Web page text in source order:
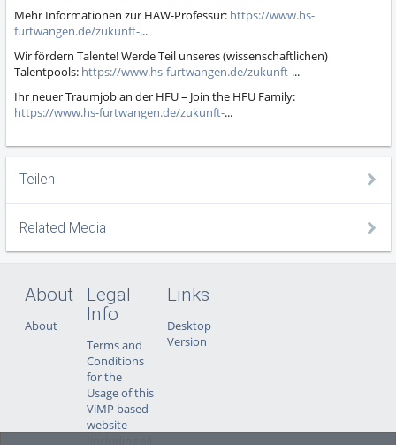
Mehr Informationen zur HAW-Professur: https://www.hs-
furtwangen.de/zukunft-...
Wir fördern Talente! Werde Teil unseres (wissenschaftlichen)
Talentpools: https://www.hs-furtwangen.de/zukunft-...
Ihr neuer Traumjob an der HFU – Join the HFU Family:
https://www.hs-furtwangen.de/zukunft-...
Teilen
Related Media
About
About
Legal
Info
Terms and
Conditions
for the
Usage of this
ViMP based
website
Links
Desktop
Version